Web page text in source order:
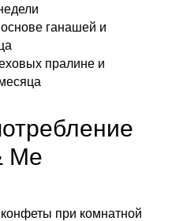
ганашей и
пралине и
Me
при комнатной